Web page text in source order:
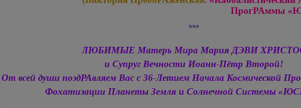
ПрогРАммы
***
ЛЮБИМЫЕ Матерь МираМария ДЭВИ
и Супруг Вечности Иоанн-Пётр Второй!
От всей души поздРАвляем Вас с 36-Летием Начала Космической
Фохатизации Планеты Земля и Солнечной Системы